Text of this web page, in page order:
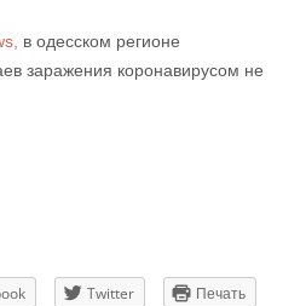
в одесском регионе
заражения коронавирусом не
Twitter Печать